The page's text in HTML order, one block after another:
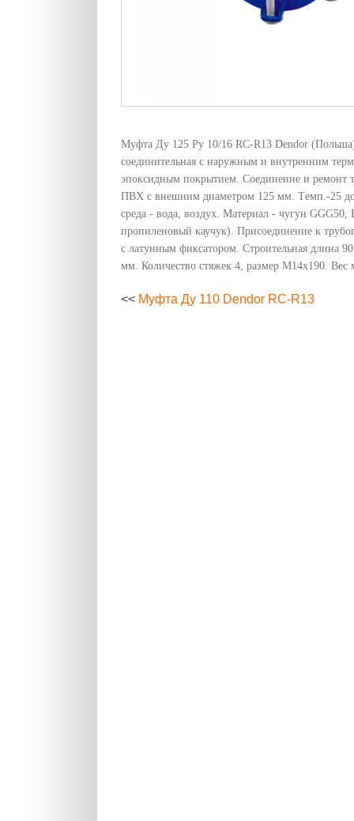
Муфта Ду 125 Ру 10/16 RC-R13 Dendor
соединительная с наружным и внутренним
эпоксидным покpытием. Соединение и ремонт
ПВХ с внешним диаметром 125 мм. Tемп.-25 до
среда - вода, воздух. Материал - чугун
пропиленовый каучук). Присоединение к
с латунным фиксатором. Строительная длина
мм. Количество стяжек 4, размер М14х190. Вес
<< Муфта Ду 110 Dendor RC-R13